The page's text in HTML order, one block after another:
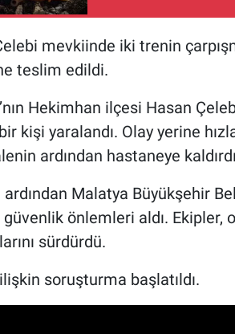
mevkiinde iki trenin
teslim edildi.
Hekimhan ilçesi Hasan
kişi yaralandı. Olay yerine
ardından hastaneye
ardından Malatya Büyükşehir
önlemleri aldı. Ekipler,
sürdürdü.
soruşturma başlatıldı.